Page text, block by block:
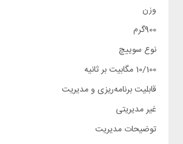
وزن
900گرم
نوع سوییچ
10/100 مگابیت بر ثانیه
قابلیت برنامه‌ریزی و مدیریت
غیر مدیریتی
توضیحات مدیریت